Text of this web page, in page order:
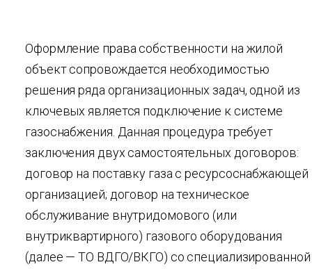
Оформление права собственности на жилой
объект сопровождается необходимостью
решения ряда организационных задач, одной из
ключевых является подключение к системе
газоснабжения. Данная процедура требует
заключения двух самостоятельных договоров:
договор на поставку газа с ресурсоснабжающей
организацией; договор на техническое
обслуживание внутридомового (или
внутриквартирного) газового оборудования
(далее — ТО ВДГО/ВКГО) со специализированной